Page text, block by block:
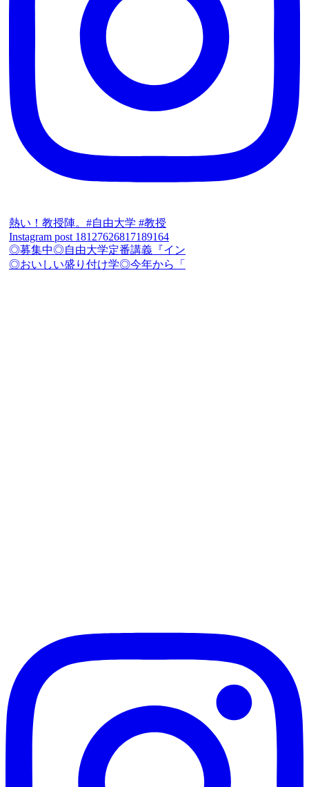
熱い！教授陣。#自由大学 #教授
Instagram post 18127626817189164
◎募集中◎自由大学定番講義『イン
◎おいしい盛り付け学◎今年から「